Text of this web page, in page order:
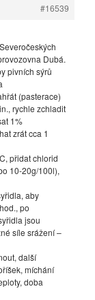
#16539
Dubá.
pivních sýrů
(pasterace)
rychle zchladit
1%
zrát cca 1
přidat chlorid
10-20g/100l),
aby
po
jsou
síle srážení –
další
míchání
doba